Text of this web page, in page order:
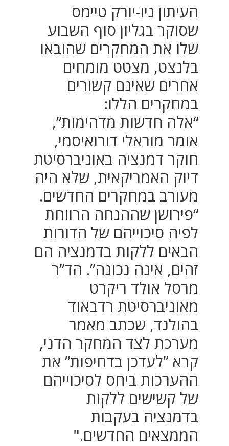
העיתון ניו-יורק טיימס
שסוקר בגליון סוף השבוע
שלו את המחקרים שהובאו
בלנצט, מצטט מומחים
אחרים שאינם קשורים
במחקרים הללו:
“אלה חדשות מדהימות”,
אומר מוראלי דורואיסמי,
חוקר דמנציה באוניברסיטת
דיוק האמריקאית, שלא היה
מעורב במחקרים החדשים.
“פירושן שההנחה הרווחת
לפיה סיכוייהם של הדורות
הבאים ללקות בדמנציה הם
זהים, אינה נכונה”. הד”ר
מרסל אולד ריקרט
מאוניברסיטת רדבאוד
בהולנד, שכתב מאמר
מערכת לצד המחקר הדני,
קרא ”לעדכן בדחיפות” את
ההערכות ביחס לסיכוייהם
של קשישים ללקות
בדמנציה בעקבות
הממצאים החדשים."